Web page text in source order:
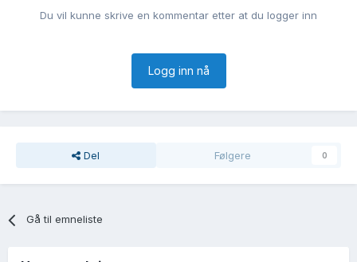
Du vil kunne skrive en kommentar etter at du logger inn
Logg inn nå
Del Følgere 0
Gå til emneliste